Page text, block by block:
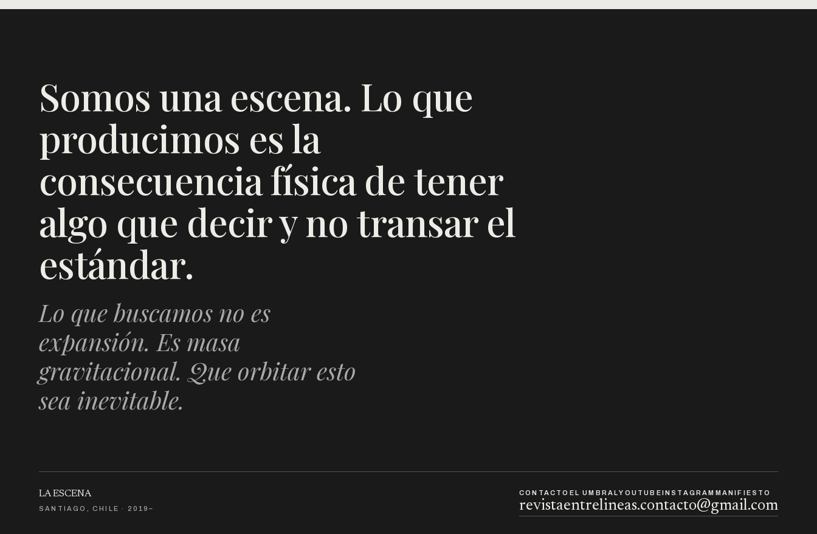
Somos una escena. Lo que
producimos es la
consecuencia física de tener
algo que decir y no transar el
estándar.
Lo que buscamos no es
expansión. Es masa
gravitacional. Que orbitar esto
sea inevitable.
LA ESCENA
SANTIAGO, CHILE · 2019–
CONTACTO EL UMBRALYOUTUBEINSTAGRAM MANIFIESTO
revistaentrelineas.contacto@gmail.com